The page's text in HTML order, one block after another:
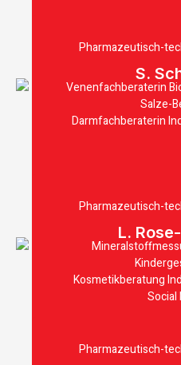
Pharmazeutisch-
S.
Venenfachberaterin
Salze-
Darmfachberaterin
Pharmazeutisch-
L.
Kosmetikberatung
Social
Pharmazeutisch-